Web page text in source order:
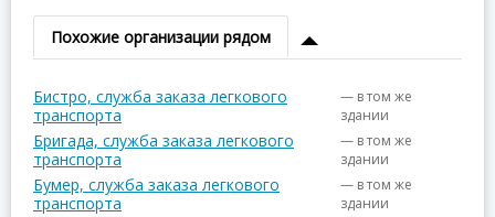
Похожие организации рядом
Бистро, служба заказа легкового
транспорта
— в том же
здании
Бригада, служба заказа легкового
транспорта
— в том же
здании
Бумер, служба заказа легкового
транспорта
— в том же
здании